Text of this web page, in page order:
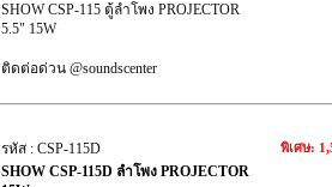
SHOW CSP-115 ตู้ลำโพง PROJECTOR
5.5" 15W
ติดต่อด่วน @soundscenter
รหัส : CSP-115D
SHOW CSP-115D ลำโพง PROJECTOR
พิเศษ: